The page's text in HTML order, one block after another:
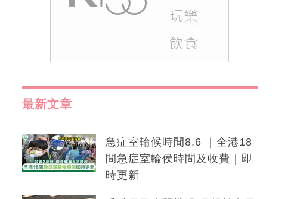
最新文章
急症室輪候時間8.6 ｜全港18
間急症室輪侯時間及收費｜即
時更新